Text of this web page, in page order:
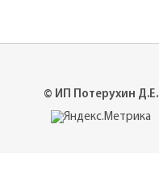
© ИП Потерухин Д.Е.